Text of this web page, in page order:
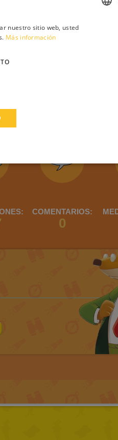
COMENTARIOS:
0
TURKISH
nuestro sitio web, usted
Más información